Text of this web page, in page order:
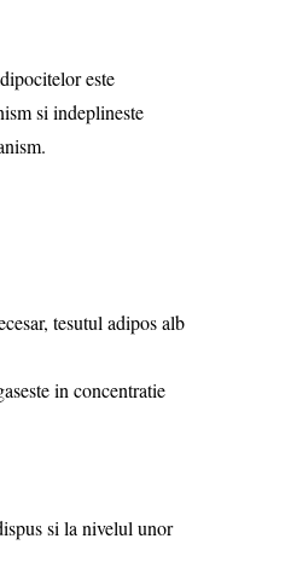
este
si indeplineste
tesutul adipos alb
in concentratie
si la nivelul unor